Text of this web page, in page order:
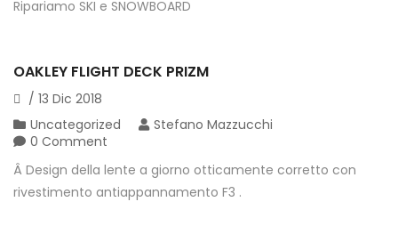
Ripariamo SKI e SNOWBOARD
OAKLEY FLIGHT DECK PRIZM
/ 13 Dic 2018
Uncategorized
Stefano Mazzucchi
0 Comment
Â Design della lente a giorno otticamente corretto con
rivestimento antiappannamento F3 .